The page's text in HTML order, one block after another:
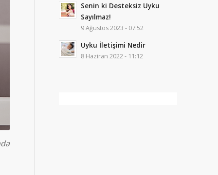
Senin ki Desteksiz Uyku
Sayılmaz!
9 Ağustos 2023 - 07:52
Uyku İletişimi Nedir
8 Haziran 2022 - 11:12